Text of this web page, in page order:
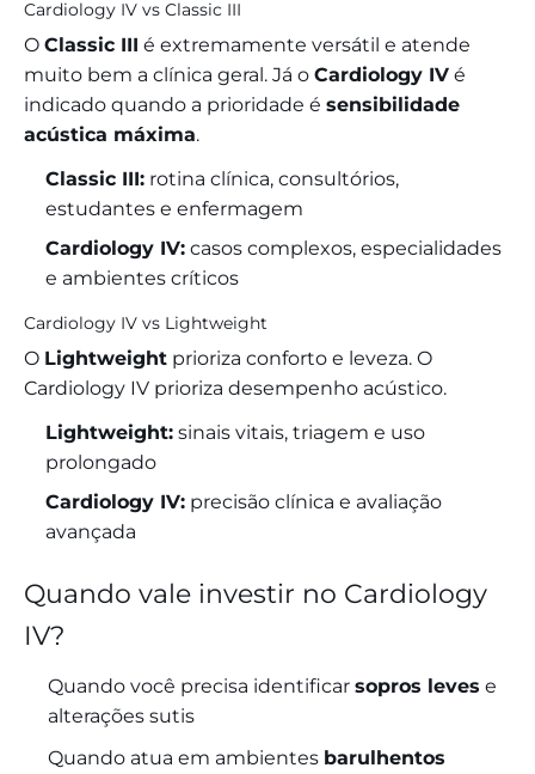
Cardiology IV vs Classic III
O Classic III é extremamente versátil e atende
muito bem a clínica geral. Já o Cardiology IV é
indicado quando a prioridade é sensibilidade
acústica máxima.
Classic III: rotina clínica, consultórios,
estudantes e enfermagem
Cardiology IV: casos complexos, especialidades
e ambientes críticos
Cardiology IV vs Lightweight
O Lightweight prioriza conforto e leveza. O
Cardiology IV prioriza desempenho acústico.
Lightweight: sinais vitais, triagem e uso
prolongado
Cardiology IV: precisão clínica e avaliação
avançada
Quando vale investir no Cardiology
IV?
Quando você precisa identificar sopros leves e
alterações sutis
Quando atua em ambientes barulhentos